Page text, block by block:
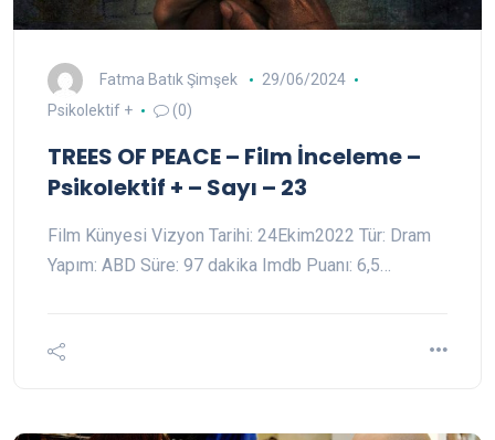
Fatma Batık Şimşek
29/06/2024
Psikolektif +
(0)
TREES OF PEACE – Film İnceleme –
Psikolektif + – Sayı – 23
Film Künyesi Vizyon Tarihi: 24Ekim2022 Tür: Dram
Yapım: ABD Süre: 97 dakika Imdb Puanı: 6,5…